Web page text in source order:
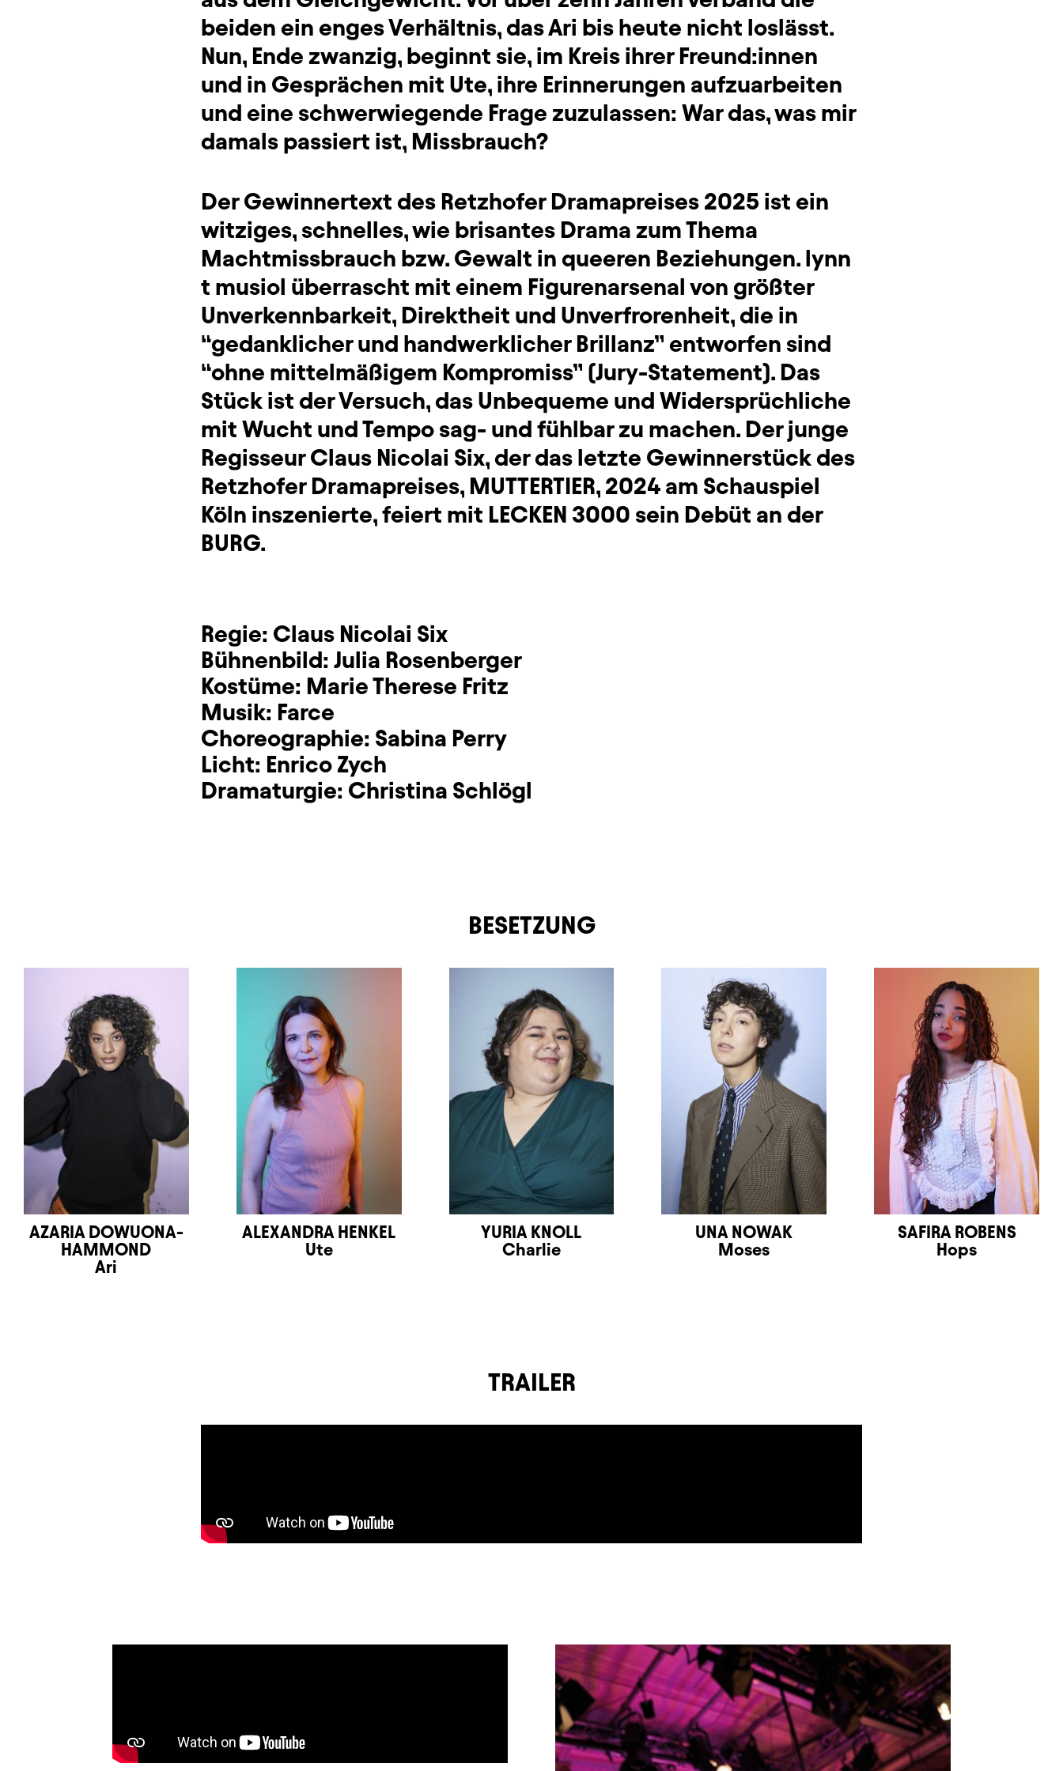
beiden ein enges Verhältnis, das Ari bis heute nicht loslässt.
Nun, Ende zwanzig, beginnt sie, im Kreis ihrer Freund:innen
und in Gesprächen mit Ute, ihre Erinnerungen aufzuarbeiten
und eine schwerwiegende Frage zuzulassen: War das, was mir
damals passiert ist, Missbrauch?
Der Gewinnertext des Retzhofer Dramapreises 2025 ist ein
witziges, schnelles, wie brisantes Drama zum Thema
Machtmissbrauch bzw. Gewalt in queeren Beziehungen. lynn
t musiol überrascht mit einem Figurenarsenal von größter
Unverkennbarkeit, Direktheit und Unverfrorenheit, die in
“gedanklicher und handwerklicher Brillanz” entworfen sind
“ohne mittelmäßigem Kompromiss” (Jury-Statement). Das
Stück ist der Versuch, das Unbequeme und Widersprüchliche
mit Wucht und Tempo sag- und fühlbar zu machen. Der junge
Regisseur Claus Nicolai Six, der das letzte Gewinnerstück des
Retzhofer Dramapreises, MUTTERTIER, 2024 am Schauspiel
Köln inszenierte, feiert mit LECKEN 3000 sein Debüt an der
BURG.
Regie: Claus Nicolai Six
Bühnenbild: Julia Rosenberger
Kostüme: Marie Therese Fritz
Musik: Farce
Choreographie: Sabina Perry
Licht: Enrico Zych
Dramaturgie: Christina Schlögl
BESETZUNG
AZARIA DOWUONA-
HAMMOND
Ari
ALEXANDRA HENKEL
Ute
YURIA KNOLL
Charlie
UNA NOWAK
Moses
SAFIRA ROBENS
Hops
TRAILER